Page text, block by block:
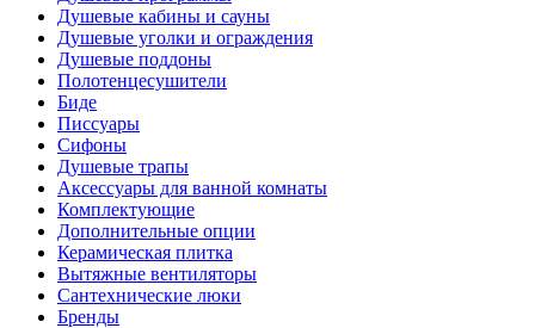
Душевые кабины и сауны
Душевые уголки и ограждения
Душевые поддоны
Полотенцесушители
Биде
Писсуары
Сифоны
Душевые трапы
Аксессуары для ванной комнаты
Комплектующие
Дополнительные опции
Керамическая плитка
Вытяжные вентиляторы
Сантехнические люки
Бренды